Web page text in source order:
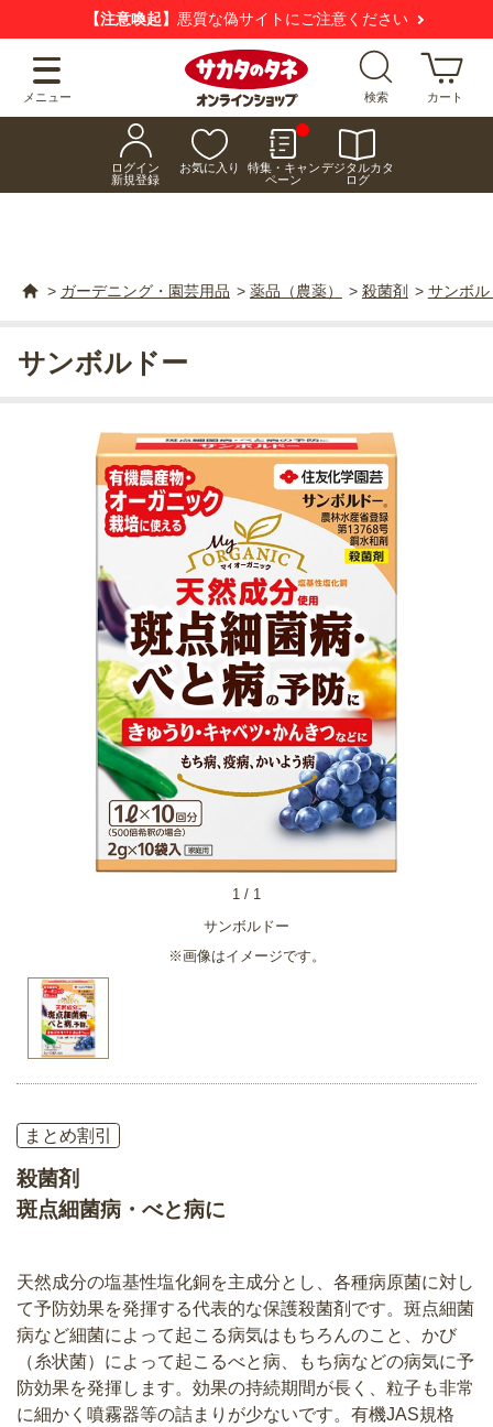
【注意喚起】 悪質な偽サイトにご注意ください
メニュー 検索 カート
ログイン
新規登録
お気に入り
特集・キャン
ペーン
デジタルカタ
ログ
> ガーデニング・園芸用品 > 薬品（農薬） > 殺菌剤 > サンボル
サンボルドー
※画像はイメージです。
1 / 1
サンボルドー
まとめ割引
殺菌剤
斑点細菌病・べと病に
天然成分の塩基性塩化銅を主成分とし、各種病原菌に対し
て予防効果を発揮する代表的な保護殺菌剤です。斑点細菌
病など細菌によって起こる病気はもちろんのこと、かび
（糸状菌）によって起こるべと病、もち病などの病気に予
防効果を発揮します。効果の持続期間が長く、粒子も非常
に細かく噴霧器等の詰まりが少ないです。有機JAS規格